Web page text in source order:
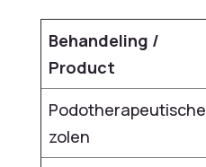
Behandeling /
Product
Podotherapeutische
zolen